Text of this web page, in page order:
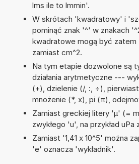
lms ile to lmmin'.
W skrótach 'kwadratowy' i
pominąć znak '^' w znakach
kwadratowe mogą być zatem
zamiast cm^2.
Na tym etapie dozwolone są
działania arytmetyczne ---
(+), dzielenie (/, :, ÷),
mnożenie (*, x), pi (π),
Zamiast greckiej litery 'µ' (=
zwykłego 'u', na przykład uPa
Zamiast '1,41 x 10^5' można
'e' oznacza 'wykładnik'.